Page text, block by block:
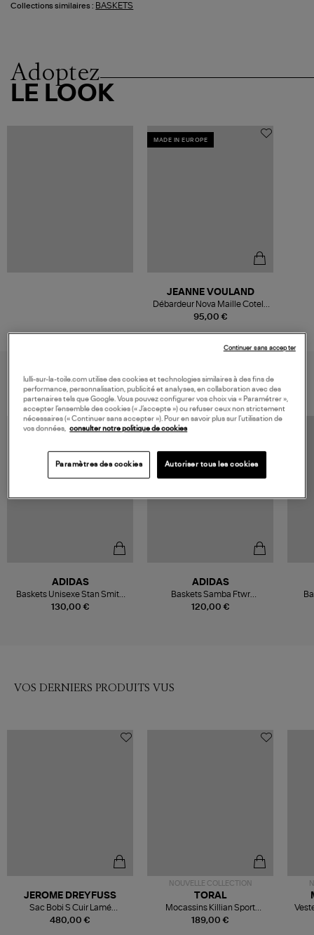
Collections similaires : BASKETS
Adoptez
LE LOOK
MADE IN EUROPE
95,00 €
JEANNE VOULAND
Débardeur Nova Maille Cotelé
Blanc
VOUS AIMEREZ AUSSI
130,00 €
ADIDAS
Baskets Unisexe Stan Smith
Lux Clowhi Cwhite Green
120,00 €
ADIDAS
Baskets Samba Ftwr
White/Earth Strata/Gum5
VOS DERNIERS PRODUITS VUS
480,00 €
JEROME DREYFUSS
Sac Bobi S Cuir Lamé
Champagne
NOUVELLE COLLECTION
189,00 €
TORAL
Mocassins Killian Sport
Mousse
lulli-sur-la-toile.com utilise des cookies et technologies similaires à des fins de
performance, personnalisation, publicité et analyses, en collaboration avec des
partenaires tels que Google. Vous pouvez configurer vos choix via « Paramétrer »,
accepter l’ensemble des cookies (« J’accepte ») ou refuser ceux non strictement
nécessaires (« Continuer sans accepter »). Pour en savoir plus sur l’utilisation de
vos données, consulter notre politique de cookies
Paramètres des cookies Autoriser tous les cookies
Continuer sans accepter